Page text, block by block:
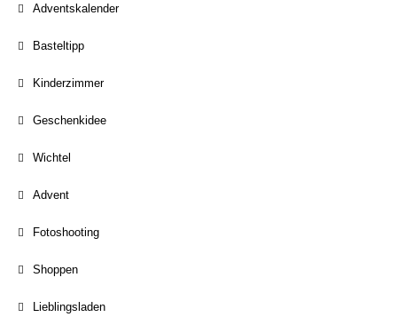
Adventskalender
Basteltipp
Kinderzimmer
Geschenkidee
Wichtel
Advent
Fotoshooting
Shoppen
Lieblingsladen